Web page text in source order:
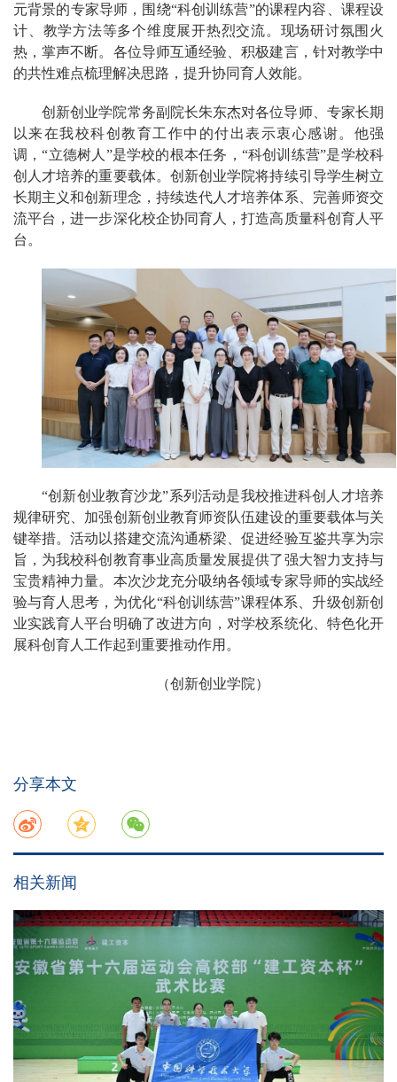
元背景的专家导师，围绕“科创训练营”的课程内容、课程设
计、教学方法等多个维度展开热烈交流。现场研讨氛围火
热，掌声不断。各位导师互通经验、积极建言，针对教学中
的共性难点梳理解决思路，提升协同育人效能。
创新创业学院常务副院长朱东杰对各位导师、专家长期
以来在我校科创教育工作中的付出表示衷心感谢。他强
调，“立德树人”是学校的根本任务，“科创训练营”是学校科
创人才培养的重要载体。创新创业学院将持续引导学生树立
长期主义和创新理念，持续迭代人才培养体系、完善师资交
流平台，进一步深化校企协同育人，打造高质量科创育人平
台。
“创新创业教育沙龙”系列活动是我校推进科创人才培养
规律研究、加强创新创业教育师资队伍建设的重要载体与关
键举措。活动以搭建交流沟通桥梁、促进经验互鉴共享为宗
旨，为我校科创教育事业高质量发展提供了强大智力支持与
宝贵精神力量。本次沙龙充分吸纳各领域专家导师的实战经
验与育人思考，为优化“科创训练营”课程体系、升级创新创
业实践育人平台明确了改进方向，对学校系统化、特色化开
展科创育人工作起到重要推动作用。
（创新创业学院）
分享本文
相关新闻